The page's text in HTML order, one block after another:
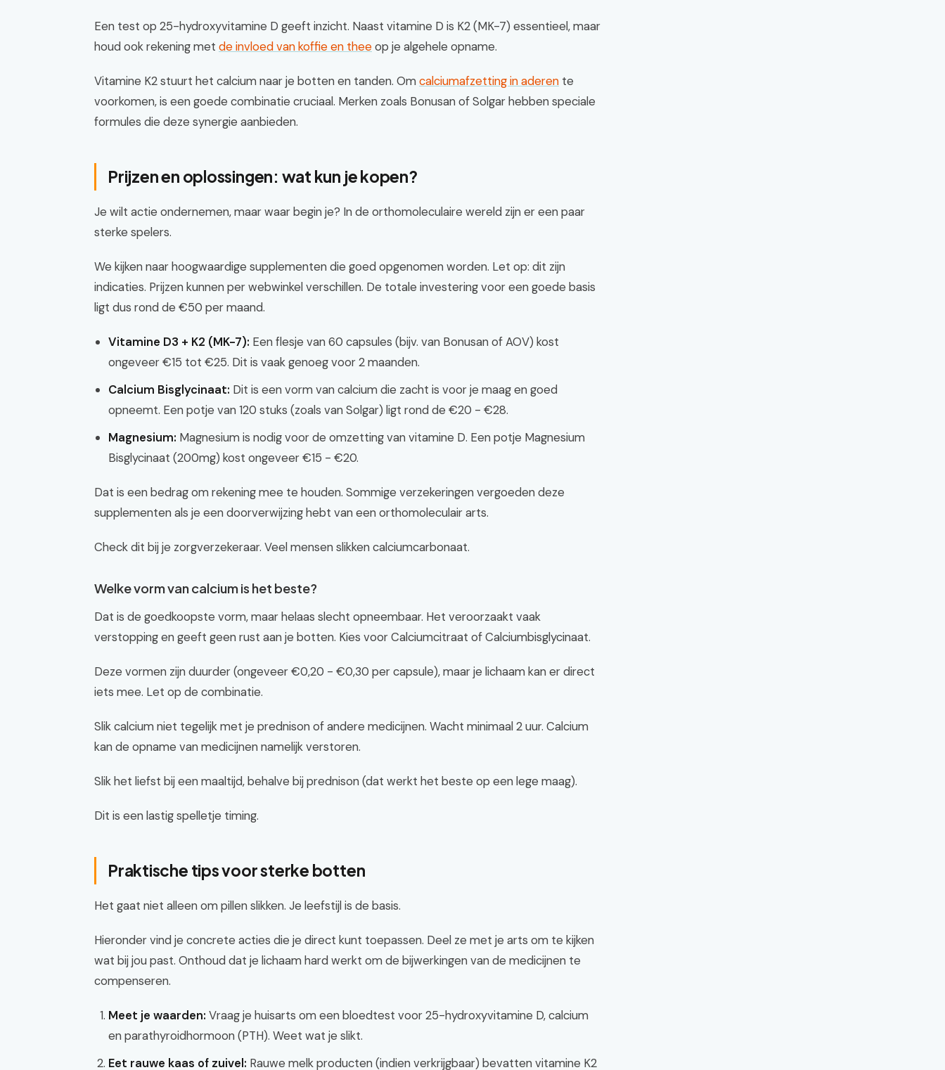
Een test op 25-hydroxyvitamine D geeft inzicht. Naast vitamine D is K2 (MK-7) essentieel, maar
houd ook rekening met de invloed van koffie en theeop je algehele opname.
Vitamine K2 stuurt het calcium naar je botten en tanden. Omcalciumafzetting in aderen te
voorkomen, is een goede combinatie cruciaal. Merken zoals Bonusan of Solgar hebben speciale
formules die deze synergie aanbieden.
Prijzen en oplossingen: wat kun je kopen?
Je wilt actie ondernemen, maar waar begin je? In de orthomoleculaire wereld zijn er een paar
sterke spelers.
We kijken naar hoogwaardige supplementen die goed opgenomen worden. Let op: dit zijn
indicaties. Prijzen kunnen per webwinkel verschillen. De totale investering voor een goede basis
ligt dus rond de €50 per maand.
Vitamine D3 + K2 (MK-7): Een flesje van 60 capsules (bijv. van Bonusan of AOV) kost
ongeveer €15 tot €25. Dit is vaak genoeg voor 2 maanden.
Calcium Bisglycinaat: Dit is een vorm van calcium die zacht is voor je maag en goed
opneemt. Een potje van 120 stuks (zoals van Solgar) ligt rond de €20 - €28.
Magnesium: Magnesium is nodig voor de omzetting van vitamine D. Een potje Magnesium
Bisglycinaat (200mg) kost ongeveer €15 - €20.
Dat is een bedrag om rekening mee te houden. Sommige verzekeringen vergoeden deze
supplementen als je een doorverwijzing hebt van een orthomoleculair arts.
Check dit bij je zorgverzekeraar. Veel mensen slikken calciumcarbonaat.
Welke vorm van calcium is het beste?
Dat is de goedkoopste vorm, maar helaas slecht opneembaar. Het veroorzaakt vaak
verstopping en geeft geen rust aan je botten. Kies voor Calciumcitraat of Calciumbisglycinaat.
Deze vormen zijn duurder (ongeveer €0,20 - €0,30 per capsule), maar je lichaam kan er direct
iets mee. Let op de combinatie.
Slik calcium niet tegelijk met je prednison of andere medicijnen. Wacht minimaal 2 uur. Calcium
kan de opname van medicijnen namelijk verstoren.
Slik het liefst bij een maaltijd, behalve bij prednison (dat werkt het beste op een lege maag).
Dit is een lastig spelletje timing.
Praktische tips voor sterke botten
Het gaat niet alleen om pillen slikken. Je leefstijl is de basis.
Hieronder vind je concrete acties die je direct kunt toepassen. Deel ze met je arts om te kijken
wat bij jou past. Onthoud dat je lichaam hard werkt om de bijwerkingen van de medicijnen te
compenseren.
Meet je waarden: Vraag je huisarts om een bloedtest voor 25-hydroxyvitamine D, calcium
en parathyroidhormoon (PTH). Weet wat je slikt.
Eet rauwe kaas of zuivel: Rauwe melk producten (indien verkrijgbaar) bevatten vitamine K2